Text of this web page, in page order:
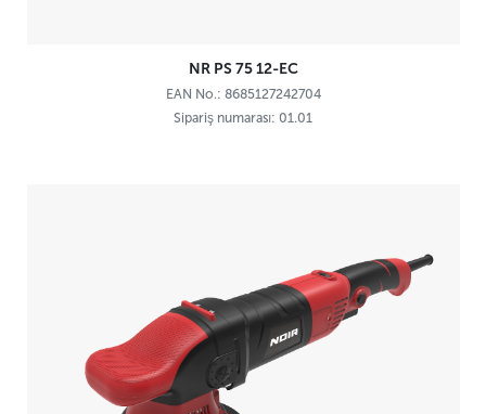
NR PS 75 12-EC
EAN No.: 8685127242704
Sipariş numarası: 01.01